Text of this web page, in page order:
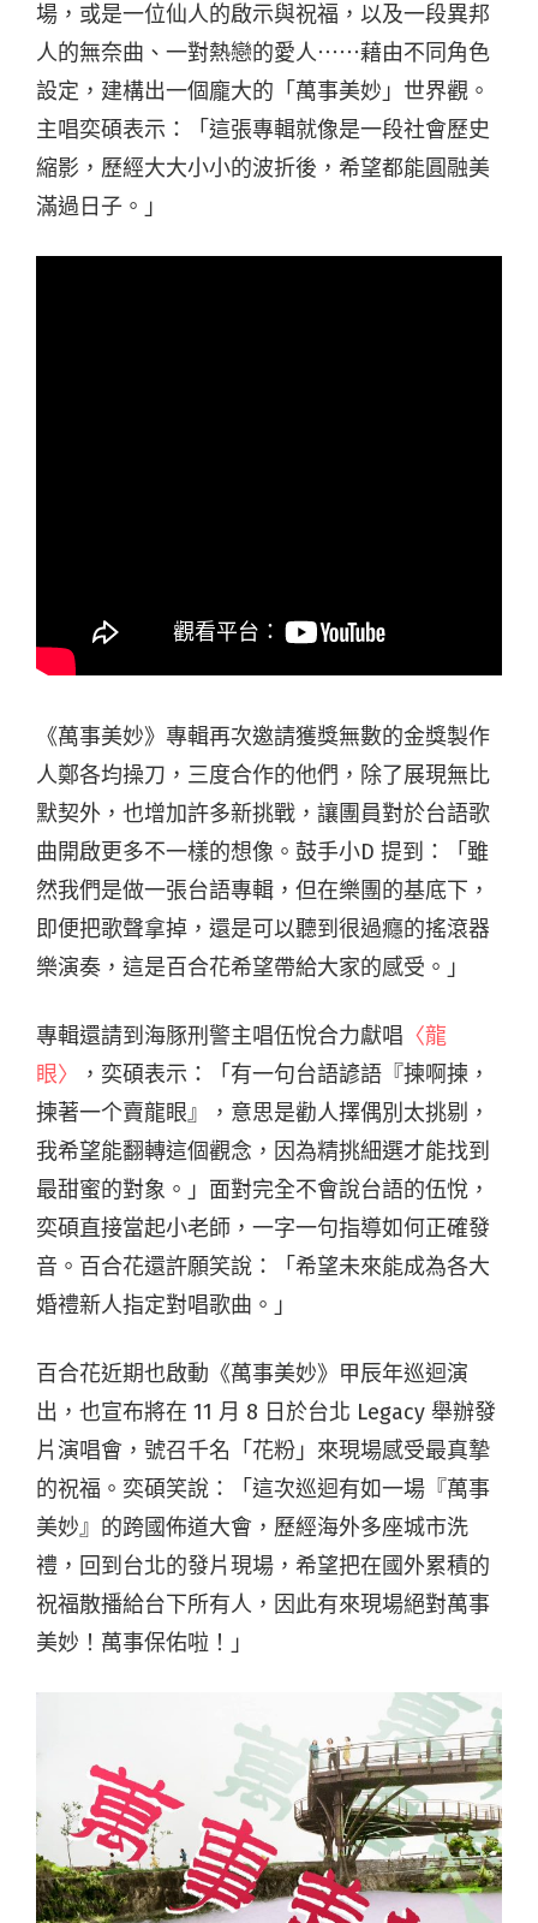
場，或是一位仙人的啟示與祝福，以及一段異邦
人的無奈曲、一對熱戀的愛人⋯⋯藉由不同角色
設定，建構出一個龐大的「萬事美妙」世界觀。
主唱奕碩表示：「這張專輯就像是一段社會歷史
縮影，歷經大大小小的波折後，希望都能圓融美
滿過日子。」
《萬事美妙》專輯再次邀請獲獎無數的金獎製作
人鄭各均操刀，三度合作的他們，除了展現無比
默契外，也增加許多新挑戰，讓團員對於台語歌
曲開啟更多不一樣的想像。鼓手小D 提到：「雖
然我們是做一張台語專輯，但在樂團的基底下，
即便把歌聲拿掉，還是可以聽到很過癮的搖滾器
樂演奏，這是百合花希望帶給大家的感受。」
專輯還請到海豚刑警主唱伍悅合力獻唱 〈龍
眼〉
，奕碩表示：「有一句台語諺語『揀啊揀，
揀著一个賣龍眼』，意思是勸人擇偶別太挑剔，
我希望能翻轉這個觀念，因為精挑細選才能找到
最甜蜜的對象。」 面對完全不會說台語的伍悅，
奕碩直接當起小老師，一字一句指導如何正確發
音。百合花還許願笑說：「希望未來能成為各大
婚禮新人指定對唱歌曲。」
百合花近期也啟動《萬事美妙》甲辰年巡迴演
出，也宣布將在 11 月 8 日 於台北 Legacy 舉辦發
片演唱會，號召千名「花粉」來現場感受最真摯
的祝福。 奕碩笑說：「這次巡迴有如一場『萬事
美妙』的跨國佈道大會，歷經海外多座城市洗
禮，回到台北的發片現場，希望把在國外累積的
祝福散播給台下所有人，因此有來現場絕對萬事
美妙！萬事保佑啦！」